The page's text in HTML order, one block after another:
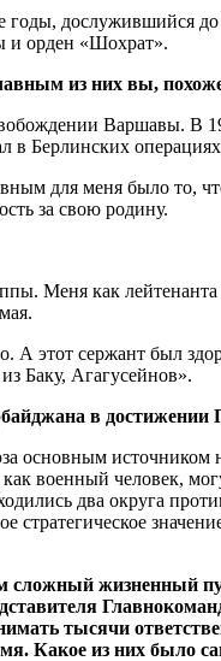
дослужившийся
и орден «Шохрат».
из них вы,
Варшавы. В
в Берлинских
для меня было то,
за свою родину.
Меня как
А этот сержант был
Баку, Агагусейнов».
в
основным
военный человек,
два округа
стратегическое
сложный жизненный
тысячи
Какое из них было